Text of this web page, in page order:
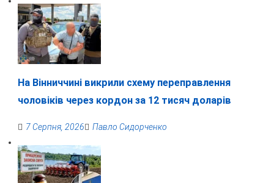
На Вінниччині викрили схему переправлення
чоловіків через кордон за 12 тисяч доларів
7 Серпня, 2026 Павло Сидорченко